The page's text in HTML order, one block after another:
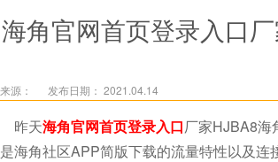
海角官网首页登录入口
来源： 发布日期： 2021.04.14
昨天海角官网首页登录入口厂家HJBA8海
是海角社区APP简版下载的流量特性以及连接